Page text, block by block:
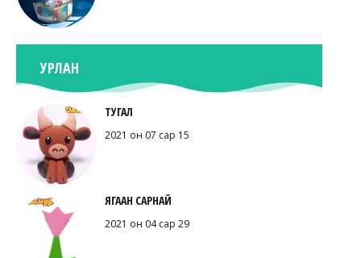
УРЛАН
ТУГАЛ
2021 он 07 сар 15
ЯГААН САРНАЙ
2021 он 04 сар 29